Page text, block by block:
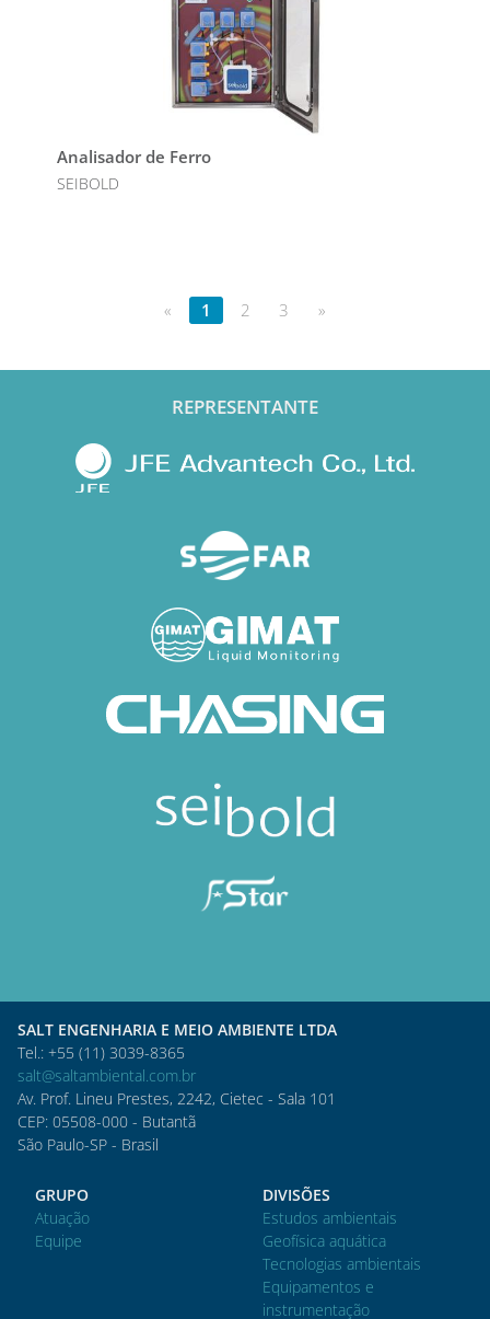
Analisador de Ferro
SEIBOLD
« 1 2 3 »
REPRESENTANTE
SALT ENGENHARIA E MEIO AMBIENTE LTDA
Tel.: +55 (11) 3039-8365
salt@saltambiental.com.br
Av. Prof. Lineu Prestes, 2242, Cietec - Sala 101
CEP: 05508-000 - Butantã
São Paulo-SP - Brasil
GRUPO
Atuação
Equipe
DIVISÕES
Estudos ambientais
Geofísica aquática
Tecnologias ambientais
Equipamentos e
instrumentação